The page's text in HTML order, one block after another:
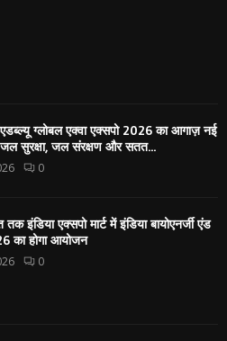
ग्लोबल एक्वा एक्सपो 2026 का आगाज़ नई
जल सुरक्षा, जल संरक्षण और सतत...
0
इंडिया एक्सपो मार्ट में इंडिया बायोएनर्जी एंड
का होगा आयोजन
0